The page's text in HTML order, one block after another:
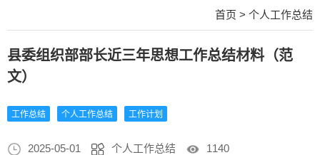
首页 > 个人工作总结
县委组织部部长近三年思想工作总结材料（范
文）
工作总结 个人工作总结 工作计划
2025-05-01 个人工作总结 1140